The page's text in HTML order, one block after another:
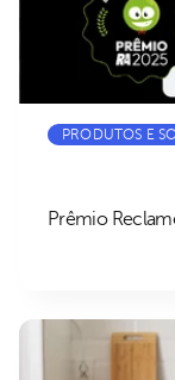
PRODUTOS E
Prêmio